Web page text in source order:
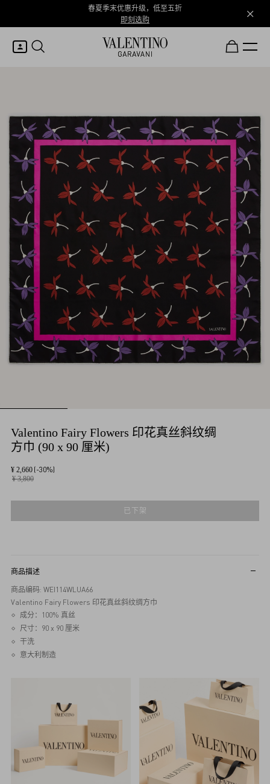
春夏季末优惠升级，低至五折
即刻选购
登录或注册
心愿单
Valentino Fairy Flowers 印花真丝斜纹绸
方巾 (90 x 90 厘米)
¥ 2,660 (-30%)
¥ 3,800
已下架
商品描述
商品编码: WEI114WLUA66
Valentino Fairy Flowers 印花真丝斜纹绸方巾
成分：100% 真丝
尺寸：90 x 90 厘米
干洗
意大利制造